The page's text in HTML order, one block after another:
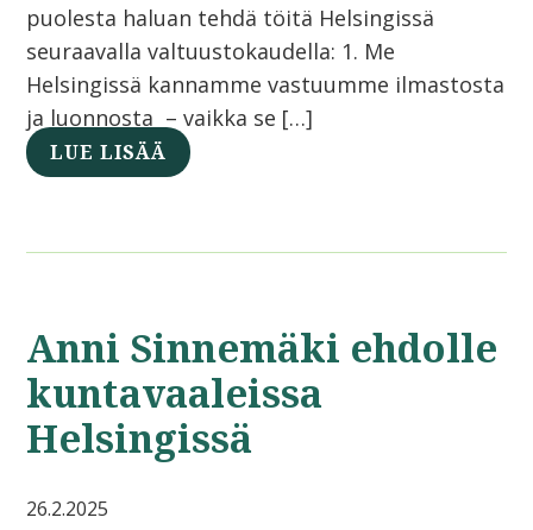
puolesta haluan tehdä töitä Helsingissä
seuraavalla valtuustokaudella: 1. Me
Helsingissä kannamme vastuumme ilmastosta
ja luonnosta – vaikka se […]
LUE LISÄÄ
Anni Sinnemäki ehdolle
kuntavaaleissa
Helsingissä
26.2.2025